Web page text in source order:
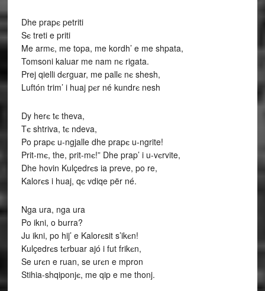
Dhe prapє petriti
Sє treti e priti
Me armє, me topa, me kordh’ e me shpata,
Tomsoni kaluar me nam nє rigata.
Prej qielli dєrguar, me pallє nє shesh,
Luftón trim’ i huaj pєr né kundrє nesh
Dy herє tє theva,
Tє shtriva, tє ndeva,
Po prapє u-ngjalle dhe prapє u-ngrite!
Prit-mє, the, prit-mє!” Dhe prap’ i u-vєrvite,
Dhe hovin Kulçedrєs ia preve, po re,
Kalorєs i huaj, qє vdiqe për né.
Nga ura, nga ura
Po ikni, o burra?
Ju ikni, po hij’ e Kalorєsit s’ikєn!
Kulçedrєs tєrbuar ajó i fut frikєn,
Se urєn e ruan, se urєn e mpron
Stihia-shqiponjє, me qip e me thonj.